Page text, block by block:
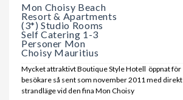
Mon Choisy Beach
Resort & Apartments
(3*) Studio Rooms
Self Catering 1-3
Personer Mon
Choisy Mauritius
Mycket attraktivt Boutique Style Hotell öppnat för
besökare så sent som november 2011 med direkt
strandläge vid den fina Mon Choisy